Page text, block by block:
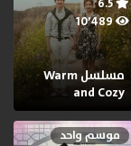
6.5
10٬489
مسلسل Warm
and Cozy
موسم واحد